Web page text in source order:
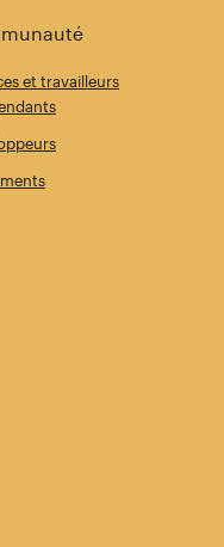
et travailleurs